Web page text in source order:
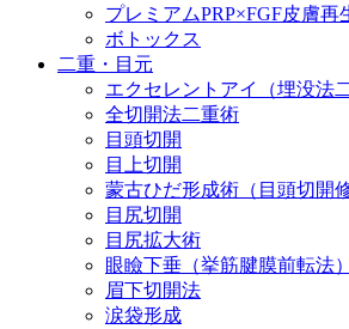
プレミアムPRP×FGF皮膚再
ボトックス
二重・目元
エクセレントアイ（埋没法
全切開法二重術
目頭切開
目上切開
蒙古ひだ形成術（目頭切開修
目尻切開
目尻拡大術
眼瞼下垂（挙筋腱膜前転法）
眉下切開法
涙袋形成